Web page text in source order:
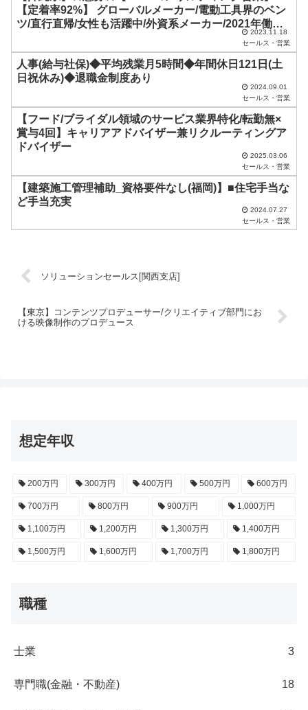
て
だ
さ
【定着率92%】 グローバルメーカー/電動工具界のベン
ツ/直行直帰/女性も活躍中/外資系メーカー/2021年働き
2023.11.18
セールス・営業
人事(給与社保)◆平均残業月5時間◆年間休日121日(土
日祝休み)◆退職金制度あり
2024.09.01
セールス・営業
【フード/ブライダル領域のサービス業界特化/転勤無×
賞与4回】キャリアアドバイザー兼リクルーティングア
ドバイザー
2025.03.06
セールス・営業
【建築施工管理補助_資格要件なし(福岡)】■住宅手当な
ど手当充実
2024.07.27
セールス・営業
ソリューションセールス[関西支店]
【東京】コンテンツプロデューサー/クリエイティブ部門にお
ける映像制作のプロデュース
想定年収
200万円 300万円 400万円 500万円 600万円
700万円 800万円 900万円 1,000万円
1,100万円 1,200万円 1,300万円 1,400万円
1,500万円 1,600万円 1,700万円 1,800万円
職種
士業 3
専門職(金融・不動産) 18